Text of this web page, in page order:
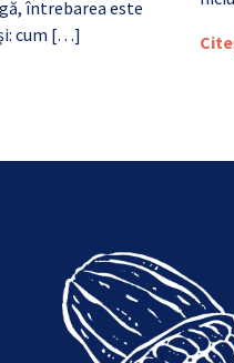
întrebarea este
cum […]